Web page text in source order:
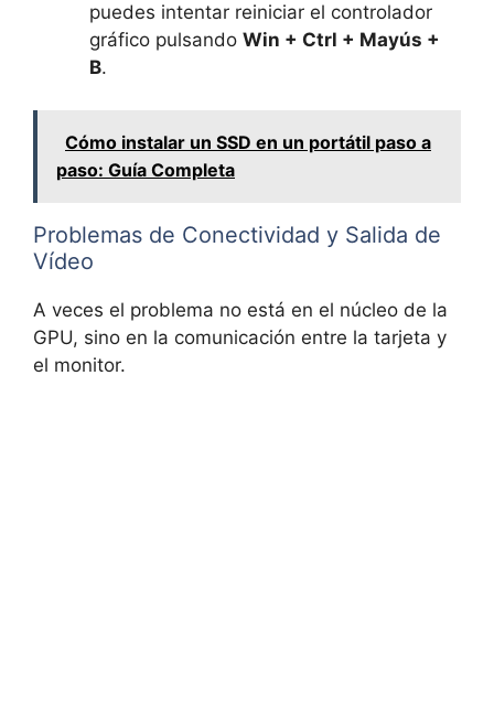
puedes intentar reiniciar el controlador
gráfico pulsando Win + Ctrl + Mayús +
B.
Cómo instalar un SSD en un portátil paso a
paso: Guía Completa
Problemas de Conectividad y Salida de
Vídeo
A veces el problema no está en el núcleo de la
GPU, sino en la comunicación entre la tarjeta y
el monitor.